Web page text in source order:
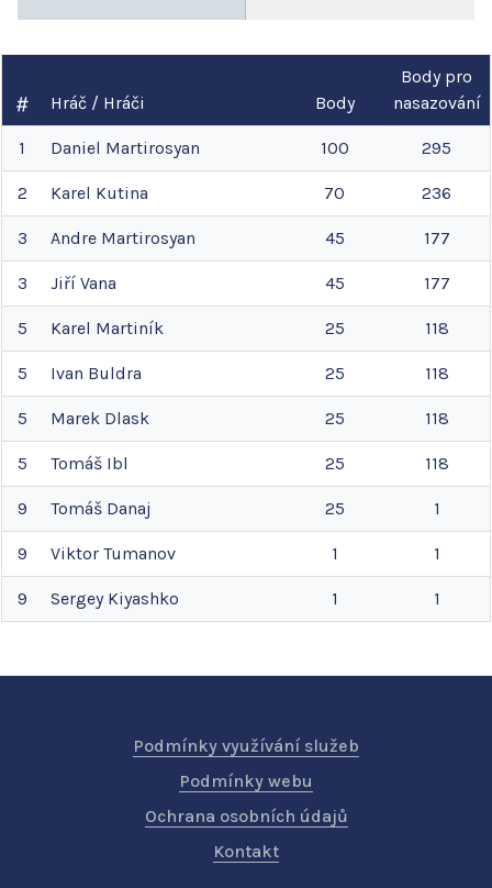
Hráč / Hráči Body
Body pro
nasazování
1 Daniel Martirosyan 100 295
2 Karel Kutina 70 236
3 Andre Martirosyan 45 177
3 Jiří Vana 45 177
5 Karel Martiník 25 118
5 Ivan Buldra 25 118
5 Marek Dlask 25 118
5 Tomáš Ibl 25 118
9 Tomáš Danaj 25 1
9 Viktor Tumanov 1 1
9 Sergey Kiyashko 1 1
Podmínky využívání služeb
Podmínky webu
Ochrana osobních údajů
Kontakt